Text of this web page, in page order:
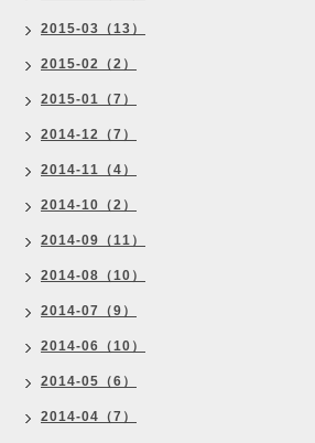
2015-03（13）
2015-02（2）
2015-01（7）
2014-12（7）
2014-11（4）
2014-10（2）
2014-09（11）
2014-08（10）
2014-07（9）
2014-06（10）
2014-05（6）
2014-04（7）